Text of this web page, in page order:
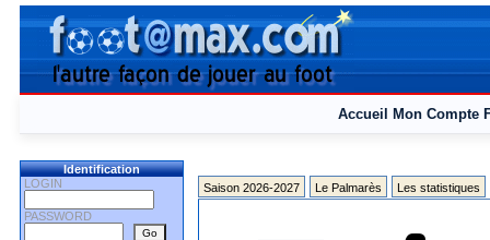
Accueil Mon Compte
Identification
LOGIN
PASSWORD
Saison 2026-2027 Le Palmarès Les statistiques